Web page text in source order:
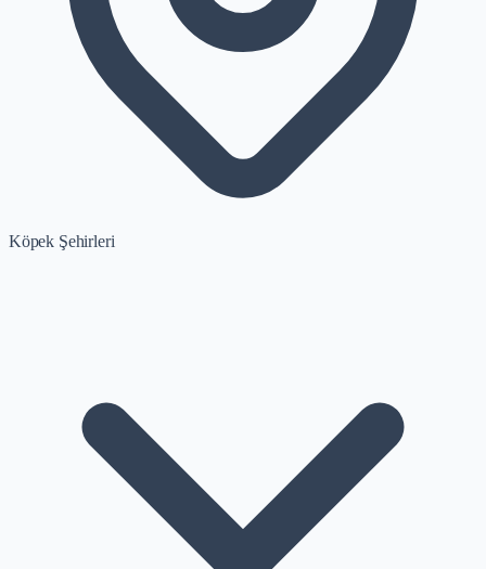
Köpek Şehirleri